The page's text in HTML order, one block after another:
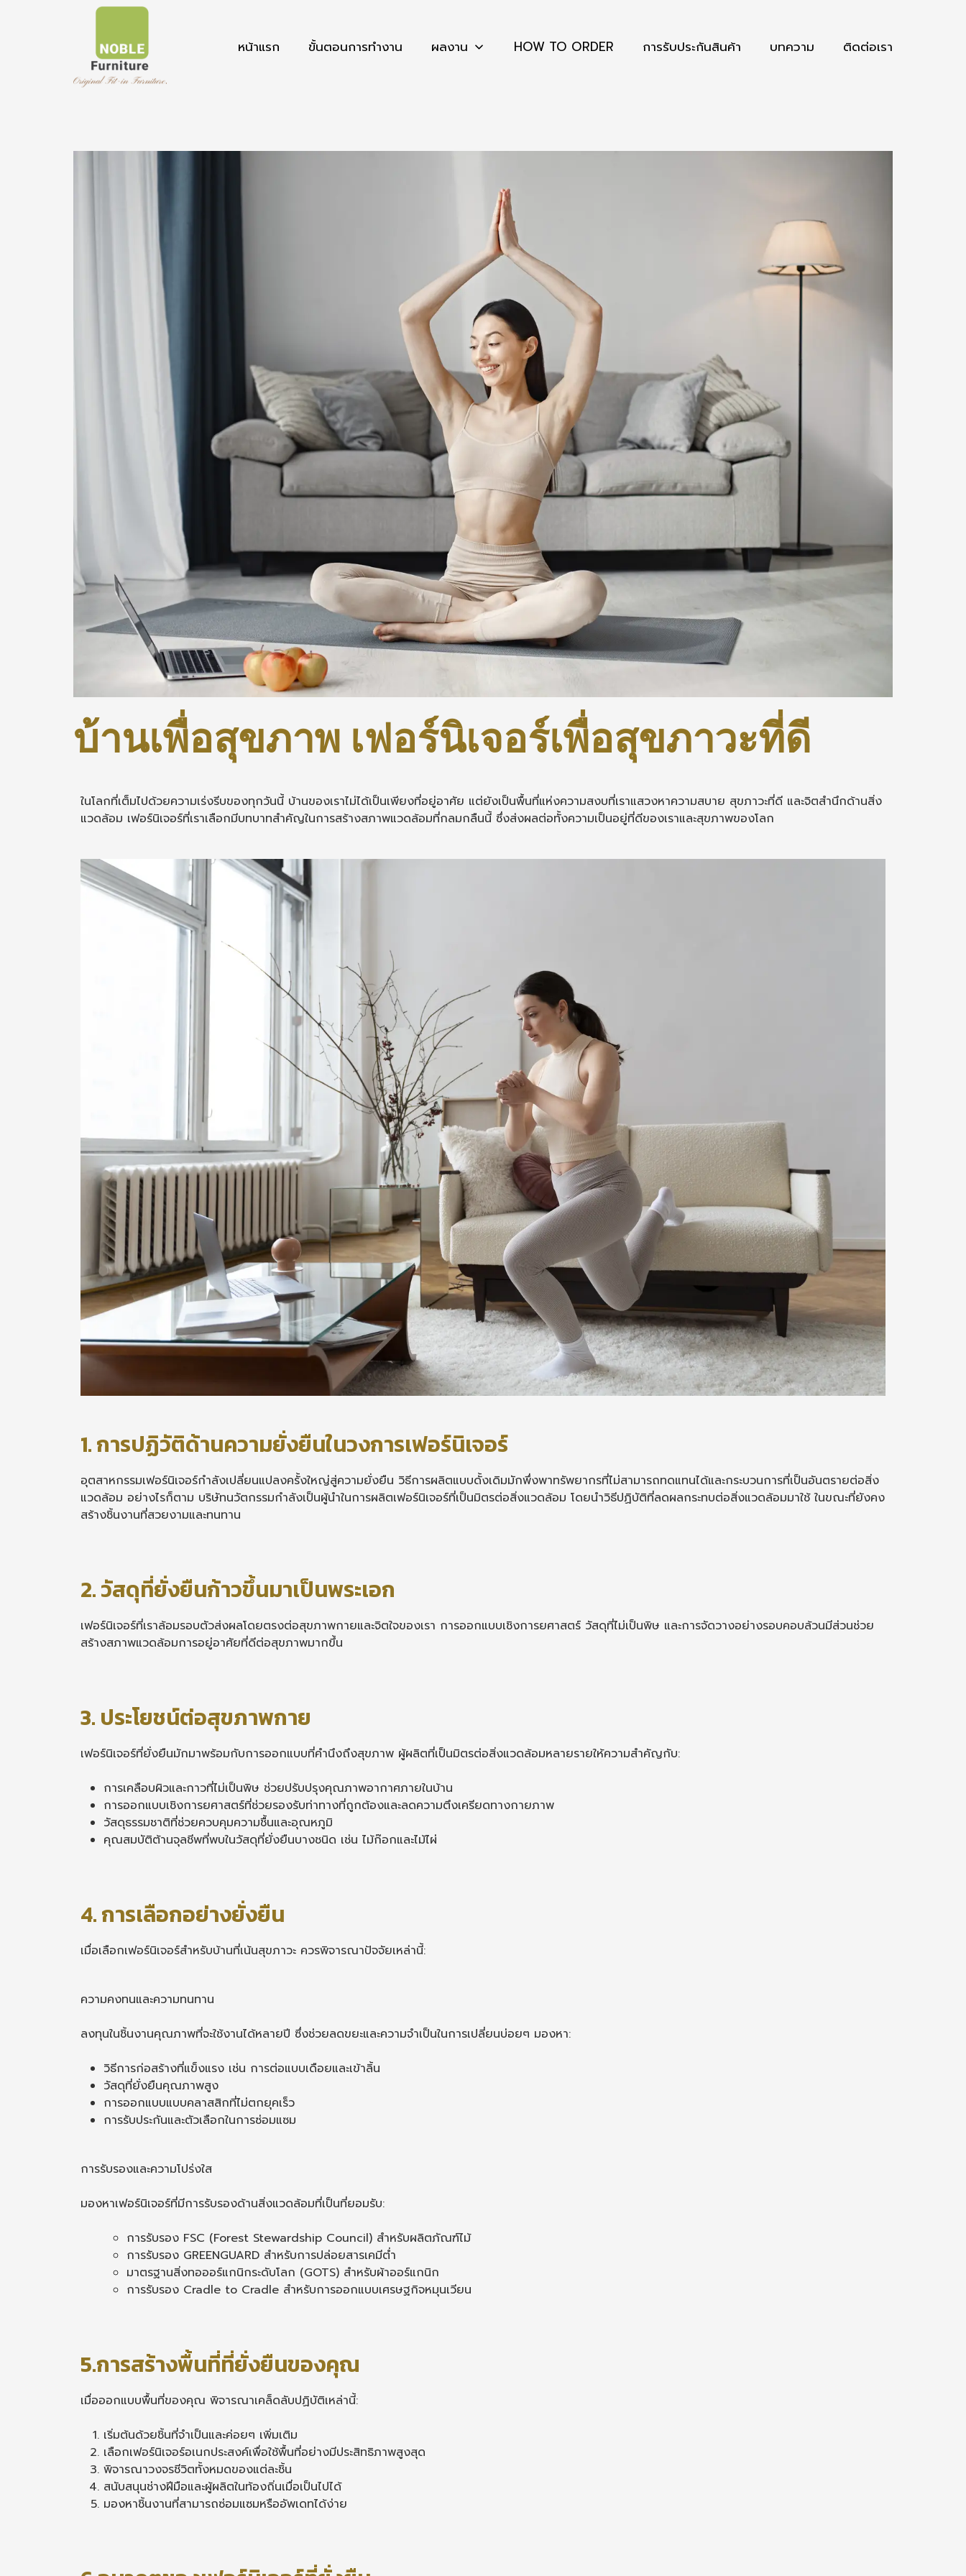
หน้าแรก ขั้นตอนการทำงาน ผลงาน HOW TO ORDER การรับประกันสินค้า บทความ ติดต่อเรา
บ้านเพื่อสุขภาพ เฟอร์นิเจอร์เพื่อสุขภาวะที่ดี
ในโลกที่เต็มไปด้วยความเร่งรีบของทุกวันนี้ บ้านของเราไม่ได้เป็นเพียงที่อยู่อาศัย แต่ยังเป็นพื้นที่แห่งความสงบที่เราแสวงหาความสบาย สุขภาวะที่ดี และจิตสำนึกด้านสิ่ง
แวดล้อม เฟอร์นิเจอร์ที่เราเลือกมีบทบาทสำคัญในการสร้างสภาพแวดล้อมที่กลมกลืนนี้ ซึ่งส่งผลต่อทั้งความเป็นอยู่ที่ดีของเราและสุขภาพของโลก
1. การปฏิวัติด้านความยั่งยืนในวงการเฟอร์นิเจอร์
อุตสาหกรรมเฟอร์นิเจอร์กำลังเปลี่ยนแปลงครั้งใหญ่สู่ความยั่งยืน วิธีการผลิตแบบดั้งเดิมมักพึ่งพาทรัพยากรที่ไม่สามารถทดแทนได้และกระบวนการที่เป็นอันตรายต่อสิ่ง
แวดล้อม อย่างไรก็ตาม บริษัทนวัตกรรมกำลังเป็นผู้นำในการผลิตเฟอร์นิเจอร์ที่เป็นมิตรต่อสิ่งแวดล้อม โดยนำวิธีปฏิบัติที่ลดผลกระทบต่อสิ่งแวดล้อมมาใช้ ในขณะที่ยังคง
สร้างชิ้นงานที่สวยงามและทนทาน
2. วัสดุที่ยั่งยืนก้าวขึ้นมาเป็นพระเอก
เฟอร์นิเจอร์ที่เราล้อมรอบตัวส่งผลโดยตรงต่อสุขภาพกายและจิตใจของเรา การออกแบบเชิงการยศาสตร์ วัสดุที่ไม่เป็นพิษ และการจัดวางอย่างรอบคอบล้วนมีส่วนช่วย
สร้างสภาพแวดล้อมการอยู่อาศัยที่ดีต่อสุขภาพมากขึ้น
3. ประโยชน์ต่อสุขภาพกาย
เฟอร์นิเจอร์ที่ยั่งยืนมักมาพร้อมกับการออกแบบที่คำนึงถึงสุขภาพ ผู้ผลิตที่เป็นมิตรต่อสิ่งแวดล้อมหลายรายให้ความสำคัญกับ:
การเคลือบผิวและกาวที่ไม่เป็นพิษ ช่วยปรับปรุงคุณภาพอากาศภายในบ้าน
การออกแบบเชิงการยศาสตร์ที่ช่วยรองรับท่าทางที่ถูกต้องและลดความตึงเครียดทางกายภาพ
วัสดุธรรมชาติที่ช่วยควบคุมความชื้นและอุณหภูมิ
คุณสมบัติต้านจุลชีพที่พบในวัสดุที่ยั่งยืนบางชนิด เช่น ไม้ก๊อกและไม้ไผ่
4. การเลือกอย่างยั่งยืน
เมื่อเลือกเฟอร์นิเจอร์สำหรับบ้านที่เน้นสุขภาวะ ควรพิจารณาปัจจัยเหล่านี้:
ความคงทนและความทนทาน
ลงทุนในชิ้นงานคุณภาพที่จะใช้งานได้หลายปี ซึ่งช่วยลดขยะและความจำเป็นในการเปลี่ยนบ่อยๆ มองหา:
วิธีการก่อสร้างที่แข็งแรง เช่น การต่อแบบเดือยและเข้าลิ้น
วัสดุที่ยั่งยืนคุณภาพสูง
การออกแบบแบบคลาสสิกที่ไม่ตกยุคเร็ว
การรับประกันและตัวเลือกในการซ่อมแซม
การรับรองและความโปร่งใส
มองหาเฟอร์นิเจอร์ที่มีการรับรองด้านสิ่งแวดล้อมที่เป็นที่ยอมรับ:
การรับรอง FSC (Forest Stewardship Council) สำหรับผลิตภัณฑ์ไม้
การรับรอง GREENGUARD สำหรับการปล่อยสารเคมีต่ำ
มาตรฐานสิ่งทอออร์แกนิกระดับโลก (GOTS) สำหรับผ้าออร์แกนิก
การรับรอง Cradle to Cradle สำหรับการออกแบบเศรษฐกิจหมุนเวียน
5.การสร้างพื้นที่ที่ยั่งยืนของคุณ
เมื่อออกแบบพื้นที่ของคุณ พิจารณาเคล็ดลับปฏิบัติเหล่านี้:
เริ่มต้นด้วยชิ้นที่จำเป็นและค่อยๆ เพิ่มเติม
เลือกเฟอร์นิเจอร์อเนกประสงค์เพื่อใช้พื้นที่อย่างมีประสิทธิภาพสูงสุด
พิจารณาวงจรชีวิตทั้งหมดของแต่ละชิ้น
สนับสนุนช่างฝีมือและผู้ผลิตในท้องถิ่นเมื่อเป็นไปได้
มองหาชิ้นงานที่สามารถซ่อมแซมหรืออัพเดทได้ง่าย